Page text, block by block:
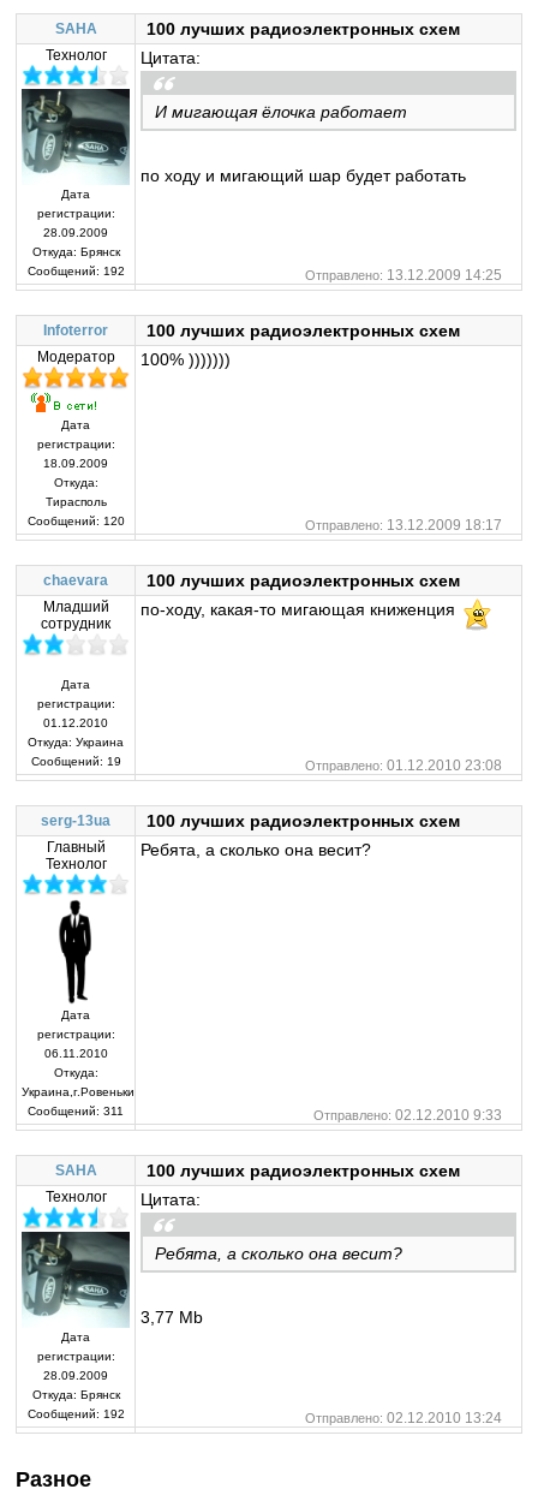
SAHA 100 лучших радиоэлектронных схем
Технолог
Дата
регистрации:
28.09.2009
Откуда: Брянск
Сообщений: 192
Цитата:
И мигающая ёлочка работает
по ходу и мигающий шар будет работать
Отправлено: 13.12.2009 14:25
Infoterror 100 лучших радиоэлектронных схем
Модератор
Дата
регистрации:
18.09.2009
Откуда:
Тирасполь
Сообщений: 120
100% )))))))
Отправлено: 13.12.2009 18:17
chaevara 100 лучших радиоэлектронных схем
Младший
сотрудник
Дата
регистрации:
01.12.2010
Откуда: Украина
Сообщений: 19
по-ходу, какая-то мигающая книженция
Отправлено: 01.12.2010 23:08
serg-13ua 100 лучших радиоэлектронных схем
Главный
Технолог
Дата
регистрации:
06.11.2010
Откуда:
Украина,г.Ровеньки
Сообщений: 311
Ребята, а сколько она весит?
Отправлено: 02.12.2010 9:33
SAHA 100 лучших радиоэлектронных схем
Технолог
Дата
регистрации:
28.09.2009
Откуда: Брянск
Сообщений: 192
Цитата:
Ребята, а сколько она весит?
3,77 Mb
Отправлено: 02.12.2010 13:24
Разное